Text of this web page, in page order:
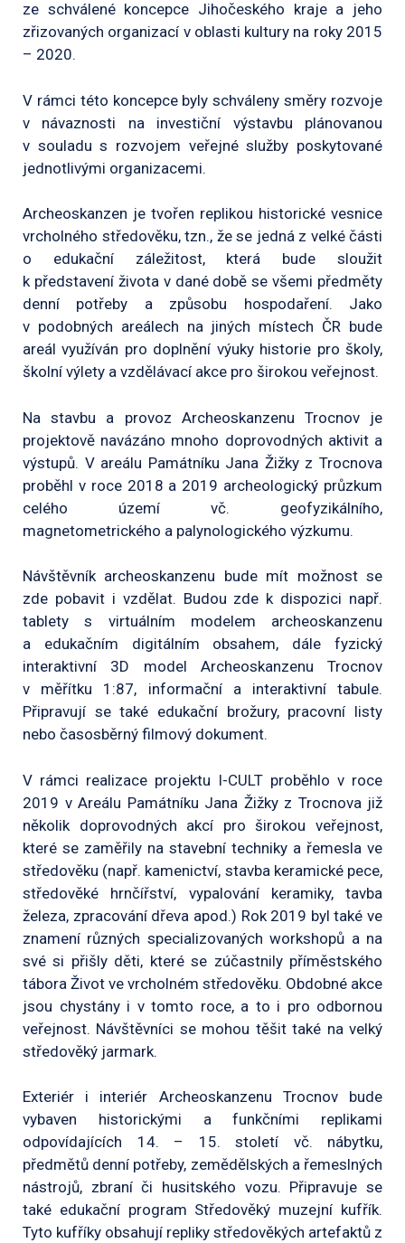
ze schválené koncepce Jihočeského kraje a jeho
zřizovaných organizací v oblasti kultury na roky 2015
– 2020.
V rámci této koncepce byly schváleny směry rozvoje
v návaznosti na investiční výstavbu plánovanou
v souladu s rozvojem veřejné služby poskytované
jednotlivými organizacemi.
Archeoskanzen je tvořen replikou historické vesnice
vrcholného středověku, tzn., že se jedná z velké části
o edukační záležitost, která bude sloužit
k představení života v dané době se všemi předměty
denní potřeby a způsobu hospodaření. Jako
v podobných areálech na jiných místech ČR bude
areál využíván pro doplnění výuky historie pro školy,
školní výlety a vzdělávací akce pro širokou veřejnost.
Na stavbu a provoz Archeoskanzenu Trocnov je
projektově navázáno mnoho doprovodných aktivit a
výstupů. V areálu Památníku Jana Žižky z Trocnova
proběhl v roce 2018 a 2019 archeologický průzkum
celého území vč. geofyzikálního,
magnetometrického a palynologického výzkumu.
Návštěvník archeoskanzenu bude mít možnost se
zde pobavit i vzdělat. Budou zde k dispozici např.
tablety s virtuálním modelem archeoskanzenu
a edukačním digitálním obsahem, dále fyzický
interaktivní 3D model Archeoskanzenu Trocnov
v měřítku 1:87, informační a interaktivní tabule.
Připravují se také edukační brožury, pracovní listy
nebo časosběrný filmový dokument.
V rámci realizace projektu I-CULT proběhlo v roce
2019 v Areálu Památníku Jana Žižky z Trocnova již
několik doprovodných akcí pro širokou veřejnost,
které se zaměřily na stavební techniky a řemesla ve
středověku (např. kamenictví, stavba keramické pece,
středověké hrnčířství, vypalování keramiky, tavba
železa, zpracování dřeva apod.) Rok 2019 byl také ve
znamení různých specializovaných workshopů a na
své si přišly děti, které se zúčastnily příměstského
tábora Život ve vrcholném středověku. Obdobné akce
jsou chystány i v tomto roce, a to i pro odbornou
veřejnost. Návštěvníci se mohou těšit také na velký
středověký jarmark.
Exteriér i interiér Archeoskanzenu Trocnov bude
vybaven historickými a funkčními replikami
odpovídajících 14. – 15. století vč. nábytku,
předmětů denní potřeby, zemědělských a řemeslných
nástrojů, zbraní či husitského vozu. Připravuje se
také edukační program Středověký muzejní kufřík.
Tyto kufříky obsahují repliky středověkých artefaktů z